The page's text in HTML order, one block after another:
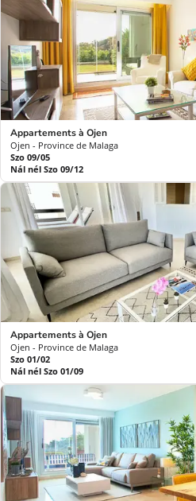
Appartements à Ojen
Ojen - Province de Malaga
Szo 09/05
Nál nél Szo 09/12
Appartements à Ojen
Ojen - Province de Malaga
Szo 01/02
Nál nél Szo 01/09